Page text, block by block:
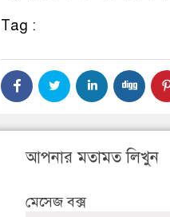
Tag :
আপনার মতামত লিখুন
মেসেজ বক্স